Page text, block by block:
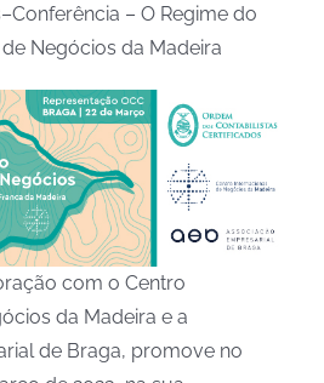
–Conferência – O Regime do
Negócios da Madeira
com o Centro
da Madeira e a
de Braga, promove no